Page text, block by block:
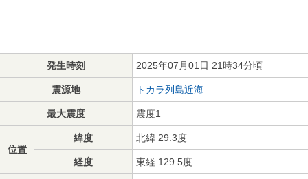
発生時刻 2025年07月01日 21時34分頃
震源地 トカラ列島近海
最大震度 震度1
位置
緯度 北緯 29.3度
経度 東経 129.5度